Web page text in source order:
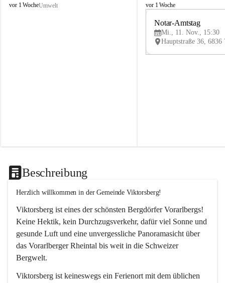
V
vor 1 WocheUmwelt
V
vor 1 Woche
Notar-Amtstag
Mi., 11. Nov., 15:30
Beschreibung
Herzlich willkommen in der Gemeinde Viktorsberg!
Viktorsberg ist eines der schönsten Bergdörfer Vorarlbergs!
Keine Hektik, kein Durchzugsverkehr, dafür viel Sonne und
gesunde Luft und eine unvergessliche Panoramasicht über
das Vorarlberger Rheintal bis weit in die Schweizer
Bergwelt.
Viktorsberg ist keineswegs ein Ferienort mit dem üblichen